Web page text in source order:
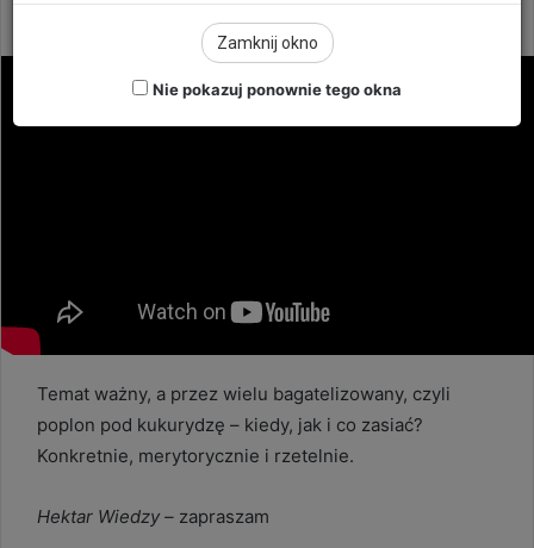
an
Temat ważny, a przez wielu bagatelizowany, czyli
poplon pod kukurydzę – kiedy, jak i co zasiać?
Konkretnie, merytorycznie i rzetelnie.
Hektar Wiedzy – zapraszam
Zamknij okno
Nie pokazuj ponownie tego okna